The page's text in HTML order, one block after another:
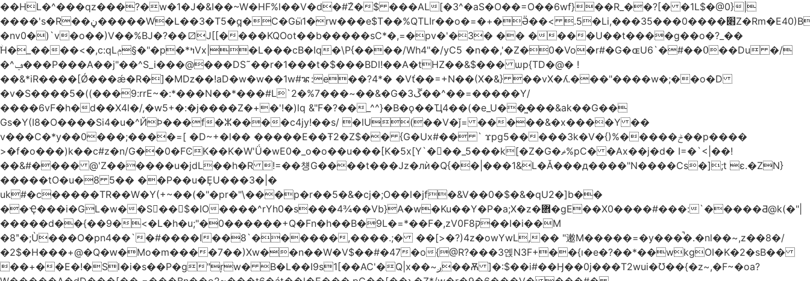
��HL�^���qz���?�w�1�J�&I��~W�HF%l��V�d�#ۜZ�$ ���AL[�3^�aS�O��=O��6wf}��R_��?[� �1L$�@0} |
����'s�R��ڼ�����W�L��3�T5�q̪�C�Gӹ1�rԝ���e$T��%QTLIr��o�=�+�Ӛ��< .5�Li,���35���0����׋Z�Rm�E40)B~���.���|~L4�3D�Ǭ"^�Qk�=w6l5ʥ��kE�nO�C���=�9��|
�nv0�)`v�o��)V��%BJ�?��⧄J[[����KQOot��b�����sC*�,=�pv�'�3� �� ����U��t����g��o�?_��
ۨH�_����<�,c:qLݦ§�"�p�*ߤVx|�L���cB�Iq�\P{����/Wh4"�/yC5 �n��,'�Z�0�Vo�r#�G�ɶU߀��#�`6��Du �/
�^ݠ���P���A��j"��^S_i���@���DS˜��r�1���t�$���BDl!��A�tHZ��&$��� ѡp{TD�@� !
��&*iR����[Ǿ���ǽ�R�]�Mǲ��!aD�w�w��1w#ꦨ:e��?4*� �Vť��=+N��(X�&} ��vX�ʎ.���"����w�;��o�D
�v�S����5�((���9:rrE~�:*���N��*���#L`2�%7���~��&�G�ڱ3��^��=�����Y/
����6vF�h�d��X4l�/,�w5+�:�j����Z�+�'!�)lq &"F�?��_^^}�B�ǫ��Ҵ4��(�e_U��͖���&ak��G��
Gs�Y(I8�O����Si4�u�^ЙÞ���f�ⵣ����c4jy!��s/ �lU(��V�ǰ= �����&�x����Y ��
v���C�*y��0���;����=[ �D~+�l�� �����E��Ŧ2�Z$�� {G�Ux#�� ` ϫpg5�����3k�V�{)%�����ݲ��p����
>�f�o���)k��c#z�n/G��0�FϾK��K�W'Ǘ�wE0�_o�o��u���[K�5x[Y`�򡙝��_5���k[�Z�G�ޡ%pC� �Ax��j�d� I=�`<|��!
��&#���� @'Z������u�jdL��h�R !=��첑G����t���Jz�лѝ�Q{��|���1&L�Ǎ���д����"N����Cs�];t ɛ.�ZN}
�����tO�u�8 5�� ��P��u�ȨU���3�|�
uk#�c�����TR��W�Y(+~��(�"�pr�"\���p�r��5�&�cj�;O��l�jf�&V��0�$�&�qU2�]b��
��Ҿ���i�GL�w��S��$�IO����^rYh0�s���4¾��Vb}A�w�Ku��Y�P�a;X�z�܎�gE��X0����#���:`�����Ƌ@k(�"|
�����d��{��9�<�L�h�u;"�0������+Q�Fn�h��B�9L�=*��F�,zV0Fק8��I�i��M
�8ʺ�;Ù���O�pn4��`�#����I��8`������,����.;� ��[>�?)4z�owYwL,�� "遫M�����=�y���̚�.�nl��~,z��8�/
�2$�H���+@�Q�ԝ�Mo�m����7��)Xw��n��W�V$��#�47�o{@R?���3옍N3F+��{ı�e�?��*��wkgOI�K�2�sB��
��+��E�!�Sl�i�s��P�g"ŗw� B�L��I9s1[��AC'�Q|x��~ږ��Ѫ ]�:$��i#��Ӈ��0j���T2wui�Ʊ��{�z~,�F~�oa?